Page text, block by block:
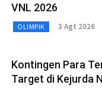
VNL 2026
OLIMPIK 3 Agt 2026
Kontingen Para
Target di Kejurda